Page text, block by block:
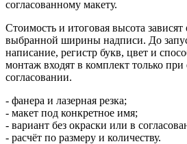
согласованному макету.
Стоимость и итоговая высота
выбранной ширины надписи. До
написание, регистр букв, цвет и
монтаж входят в комплект только при
согласовании.
- фанера и лазерная резка;
- макет под конкретное имя;
- вариант без окраски или в
- расчёт по размеру и количеству.